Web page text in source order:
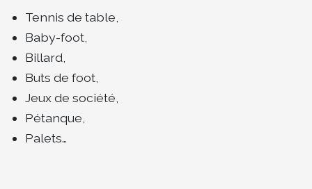
Tennis de table,
Baby-foot,
Billard,
Buts de foot,
Jeux de société,
Pétanque,
Palets…